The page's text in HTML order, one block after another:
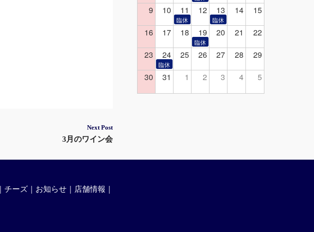
Next Post
3月のワイン会
9
10 11 12 13 14
15
16
17 18 19 20 21
22
23
24 25 26 27 28
29
30
31 1 2 3 4 5
｜チーズ お知らせ 店舗情報